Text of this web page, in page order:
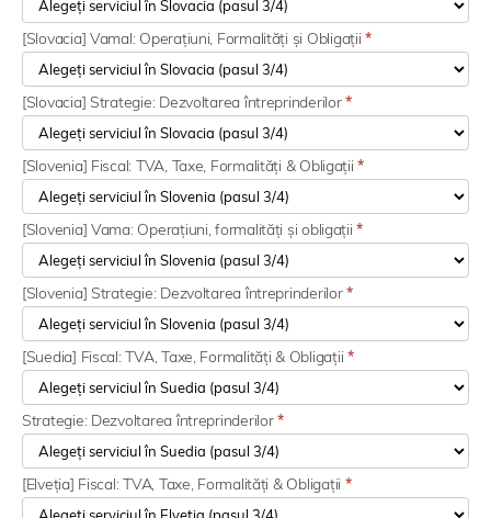
[Slovacia] Vamal: Operațiuni, Formalități și Obligații*
[Slovacia] Strategie: Dezvoltarea întreprinderilor*
[Slovenia] Fiscal: TVA, Taxe, Formalități & Obligații*
[Slovenia] Vama: Operațiuni, formalități și obligații*
[Slovenia] Strategie: Dezvoltarea întreprinderilor*
[Suedia] Fiscal: TVA, Taxe, Formalități & Obligații*
Strategie: Dezvoltarea întreprinderilor*
[Elveția] Fiscal: TVA, Taxe, Formalități & Obligații *